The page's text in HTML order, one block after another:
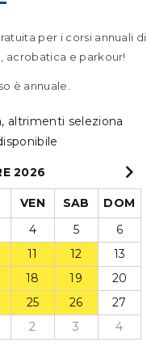
per i corsi annuali di
acrobatica e parkour!
è annuale.
2026
VEN SAB
DOM
4 5
6
11 12
13
18 19
20
25 26
27
2 3 4